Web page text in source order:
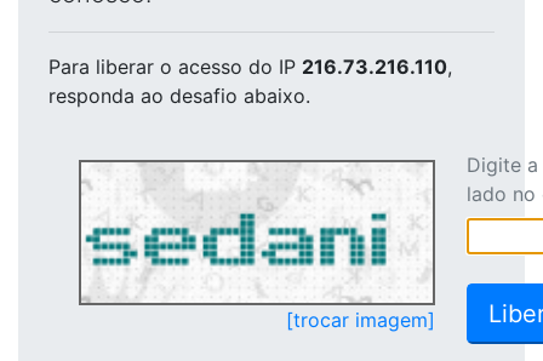
Para liberar o acesso do IP 216.73.216.110,
responda ao desafio abaixo.
[trocar imagem]
Digite
lado no